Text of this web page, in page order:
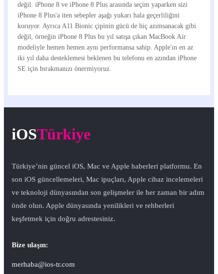
değil. iPhone 8 ve iPhone 8 Plus arasında seçim yaparken sizi
iPhone 8 Plus'a iten sebepler aşağı yukarı hala geçerliliğini
koruyor. Ayrıca A11 Bionic çipinin gücü de hiç azımsanacak gibi
değil, örneğin iPhone 8 Plus bu yıl satışa çıkan MacBook Air
modeliyle hemen hemen aynı performansa sahip. Apple'ın en az
iki yıl daha desteklemesi beklenen bu telefonu en azından iPhone
SE için bırakmanızı önermiyoruz.
iOSTürkiye
Türkiye’nin güncel iOS, Mac ve Apple haberleri platformu. En
son iOS güncellemeleri, Mac ipuçları, Apple cihaz incelemeleri
ve teknoloji dünyasından son gelişmeler ile her zaman bir adım
önde olun. Apple dünyasında yenilikleri ve rehberleri
keşfetmek için doğru adrestesiniz.
Bize ulaşın:
merhaba@ios-tr.com